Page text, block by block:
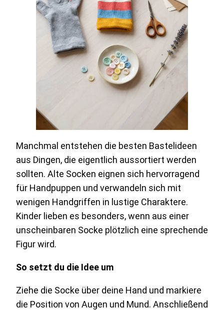
Manchmal entstehen die besten Bastelideen
aus Dingen, die eigentlich aussortiert werden
sollten. Alte Socken eignen sich hervorragend
für Handpuppen und verwandeln sich mit
wenigen Handgriffen in lustige Charaktere.
Kinder lieben es besonders, wenn aus einer
unscheinbaren Socke plötzlich eine sprechende
Figur wird.
So setzt du die Idee um
Ziehe die Socke über deine Hand und markiere
die Position von Augen und Mund. Anschließend